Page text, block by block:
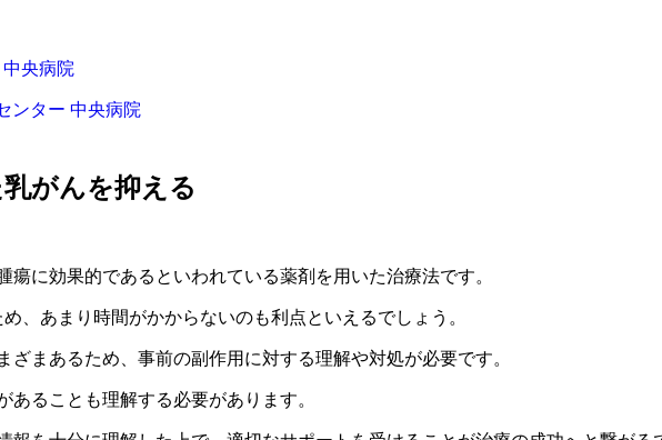
央病院
ンター 中央病院
がんを抑える
に効果的であるといわれている薬剤を用いた治療法です。
、あまり時間がかからないのも利点といえるでしょう。
ざまあるため、事前の副作用に対する理解や対処が必要です。
ることも理解する必要があります。